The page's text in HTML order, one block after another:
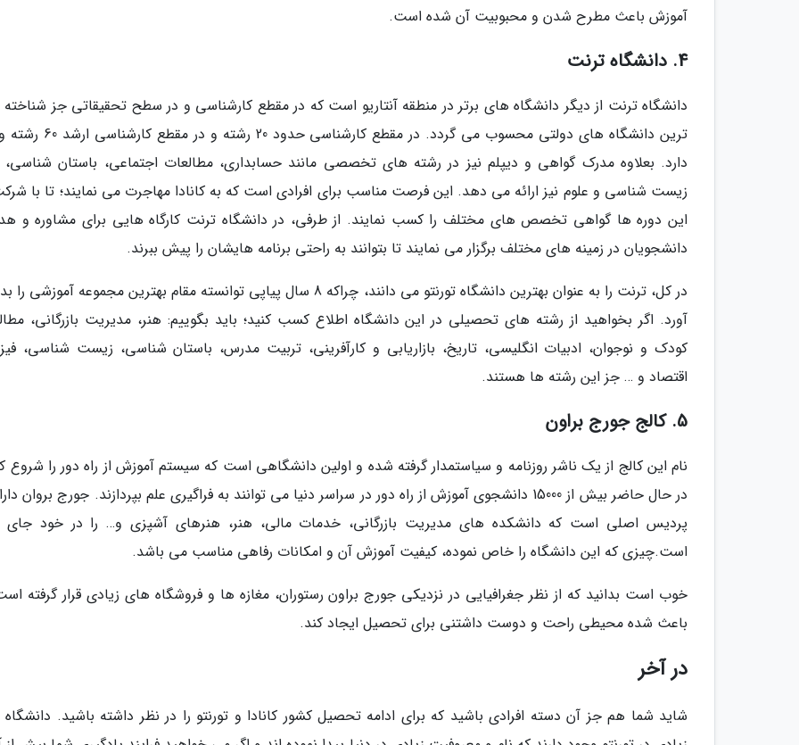
آموزش باعث مطرح شدن و محبوبیت آن شده است.
4. دانشگاه ترنت
دانشگاه ترنت از دیگر دانشگاه های برتر در منطقه آنتاریو است که در مقطع کارشناسی و در سطح تحقیقاتی جز
ترین دانشگاه های دولتی محسوب می گردد. در مقطع کارشناسی
دارد. بعلاوه مدرک گواهی و دیپلم نیز در رشته های تخصصی مانند حسابداری، مطالعات اجتماعی، باستان شناسی،
زیست شناسی و علوم نیز ارائه می دهد. این فرصت مناسب برای افرادی است که به کانادا مهاجرت می نمایند؛ تا با
این دوره ها گواهی تخصص های مختلف را کسب نمایند. از طرفی، در دانشگاه ترنت کارگاه هایی برای مشاوره و
دانشجویان در زمینه های مختلف برگزار می نمایند تا بتوانند به راحتی برنامه هایشان را پیش ببرند.
در کل، ترنت را به عنوان بهترین دانشگاه تورنتو می دانند، چراکه 8 سال پیاپی توانسته مقام بهترین مجموعه
آورد. اگر بخواهید از رشته های تحصیلی در این دانشگاه اطلاع کسب کنید؛ باید بگوییم: هنر، مدیریت بازرگانی،
کودک و نوجوان، ادبیات انگلیسی، تاریخ، بازاریابی و کارآفرینی، تربیت مدرس، باستان شناسی، زیست شناسی،
اقتصاد و … جز این رشته ها هستند.
5. کالج جورج براون
نام این کالج از یک ناشر روزنامه و سیاستمدار گرفته شده و اولین دانشگاهی است که سیستم آموزش از راه دور را شروع
پردیس اصلی است که دانشکده های مدیریت بازرگانی، خدمات مالی، هنر، هنرهای آشپزی و… را در خود جای
است.چیزی که این دانشگاه را خاص نموده، کیفیت آموزش آن و امکانات رفاهی مناسب می باشد.
خوب است بدانید که از نظر جغرافیایی در نزدیکی جورج براون رستوران، مغازه ها و فروشگاه های زیادی قرار گرفته
باعث شده محیطی راحت و دوست داشتنی برای تحصیل ایجاد کند.
در آخر
شاید شما هم جز آن دسته افرادی باشید که برای ادامه تحصیل کشور کانادا و تورنتو را در نظر داشته باشید.